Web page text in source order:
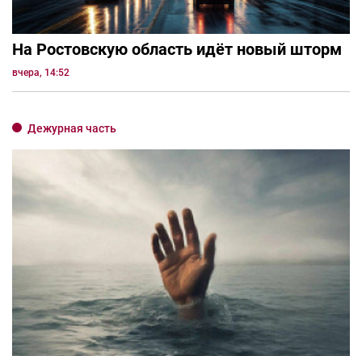
На Ростовскую область идёт новый шторм
вчера, 14:52
Дежурная часть